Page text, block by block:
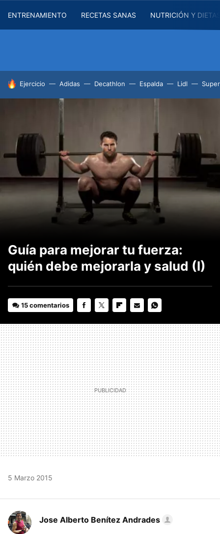
ENTRENAMIENTO RECETAS SANAS NUTRICIÓN Y
HOY SE HABLA DE
Ejercicio Adidas Decathlon Espalda Lidl
Guía para mejorar tu fuerza:
quién debe mejorarla y salud (I)
15 comentarios
MAIL
5 Marzo 2015
Jose Alberto Benítez Andrades